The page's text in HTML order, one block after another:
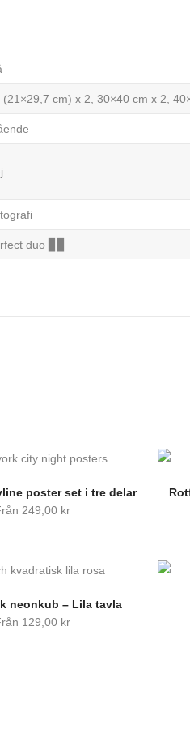
(21×29,7 cm) x 2, 30×40 cm x 2,
duo ▊▊
poster set i tre delar
249,00 kr
neonkub – Lila tavla
129,00 kr